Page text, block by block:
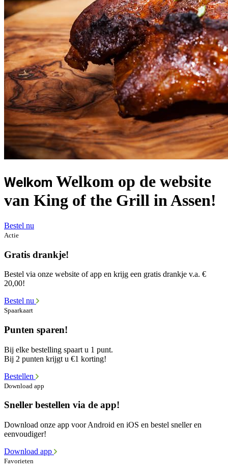
Welkom Welkom op de website
van King of the Grill in Assen!
Bestel nu
Actie
Gratis drankje!
Bestel via onze website of app en krijg een gratis drankje v.a. €
20,00!
Bestel nu
Spaarkaart
Punten sparen!
Bij elke bestelling spaart u 1 punt.
Bij 2 punten krijgt u €1 korting!
Bestellen
Download app
Sneller bestellen via de app!
Download onze app voor Android en iOS en bestel sneller en
eenvoudiger!
Download app
Favorieten